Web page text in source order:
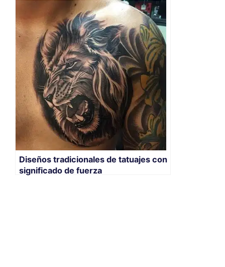
Diseños tradicionales de tatuajes con
significado de fuerza